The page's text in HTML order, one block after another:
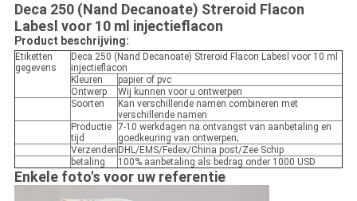
Deca 250 (Nand Decanoate) Streroid Flacon
Labesl voor 10 ml injectieflacon
Product beschrijving:
Etiketten
gegevens
Deca 250 (Nand Decanoate) Streroid Flacon Labesl voor 10 ml
injectieflacon
Kleuren
papier of pvc
Ontwerp
Wij kunnen voor u ontwerpen
Soorten
Kan verschillende namen combineren met
verschillende namen
Productie
tijd
7-10 werkdagen na ontvangst van aanbetaling en
goedkeuring van ontwerpen;
Verzenden DHL/EMS/Fedex/China post/Zee Schip
betaling
100% aanbetaling als bedrag onder 1000 USD
Enkele foto's voor uw referentie